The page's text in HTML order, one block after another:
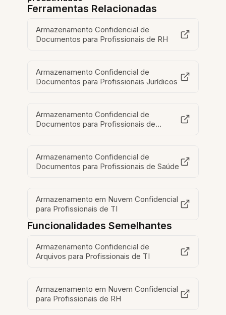
Ferramentas Relacionadas
Armazenamento Confidencial de
Documentos para Profissionais de RH
Armazenamento Confidencial de
Documentos para Profissionais Jurídicos
Armazenamento Confidencial de
Documentos para Profissionais de
Armazenamento Confidencial de
Documentos para Profissionais de Saúde
Armazenamento em Nuvem Confidencial
para Profissionais de TI
Funcionalidades Semelhantes
Armazenamento Confidencial de
Arquivos para Profissionais de TI
Armazenamento em Nuvem Confidencial
para Profissionais de RH